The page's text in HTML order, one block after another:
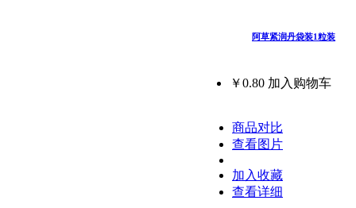
阿草紧润丹袋装1粒装
￥0.80 加入购物车
商品对比
查看图片
加入收藏
查看详细